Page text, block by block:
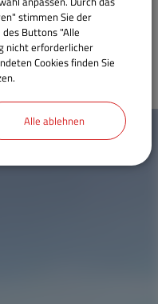
stimmen Sie der
Buttons "Alle
nicht erforderlicher
Cookies finden Sie
Alle ablehnen